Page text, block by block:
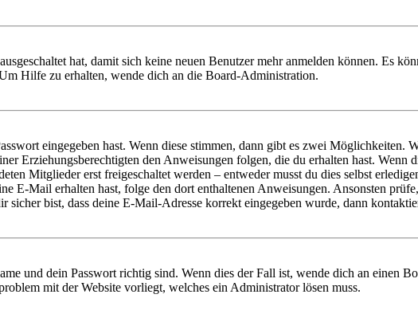
hat, damit sich keine neuen Benutzer mehr anmelden können. Es
Hilfe zu erhalten, wende dich an die Board-Administration.
eingegeben hast. Wenn diese stimmen, dann gibt es zwei Möglichkeiten.
Erziehungsberechtigten den Anweisungen folgen, die du erhalten hast. Wenn
Mitglieder erst freigeschaltet werden – entweder musst du dies selbst
E-Mail erhalten hast, folge den dort enthaltenen Anweisungen. Ansonsten
bist, dass deine E-Mail-Adresse korrekt eingegeben wurde, dann
und dein Passwort richtig sind. Wenn dies der Fall ist, wende dich an einen
mit der Website vorliegt, welches ein Administrator lösen muss.